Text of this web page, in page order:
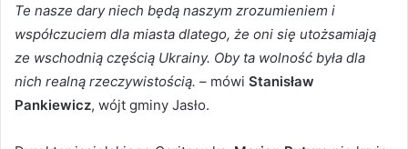
Te nasze dary niech będą naszym zrozumieniem i
współczuciem dla miasta dlatego, że oni się utożsamiają
ze wschodnią częścią Ukrainy. Oby ta wolność była dla
nich realną rzeczywistością. – mówi Stanisław
Pankiewicz, wójt gminy Jasło.